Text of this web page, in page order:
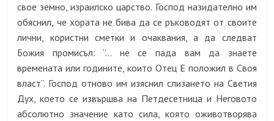
свое земно, израилско царство. Господ назидателно им
обяснил, че хората не бива да се ръководят от своите
лични, користни сметки и очаквания, а да следват
Божия промисъл: “… не се пада вам да знаете
времената или годините, които Отец Е положил в Своя
власт”. Господ отново им изяснил слизането на Светия
Дух, което се извършва на Петдесетница и Неговото
абсолютно значение като сила, която оживотворява